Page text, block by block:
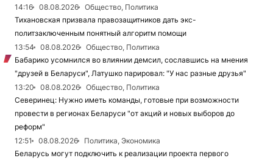
14:16
08.08.2026
Общество, Политика
Тихановская призвала правозащитников дать экс-
политзаключенным понятный алгоритм помощи
13:54
08.08.2026
Общество, Политика
Бабарико усомнился во влиянии демсил, сославшись на мнения
"друзей в Беларуси", Латушко парировал: "У нас разные друзья"
13:20
08.08.2026
Общество, Политика
Северинец: Нужно иметь команды, готовые при возможности
провести в регионах Беларуси "от акций и новых выборов до
реформ"
12:51
08.08.2026
Политика, Экономика
Беларусь могут подключить к реализации проекта первого